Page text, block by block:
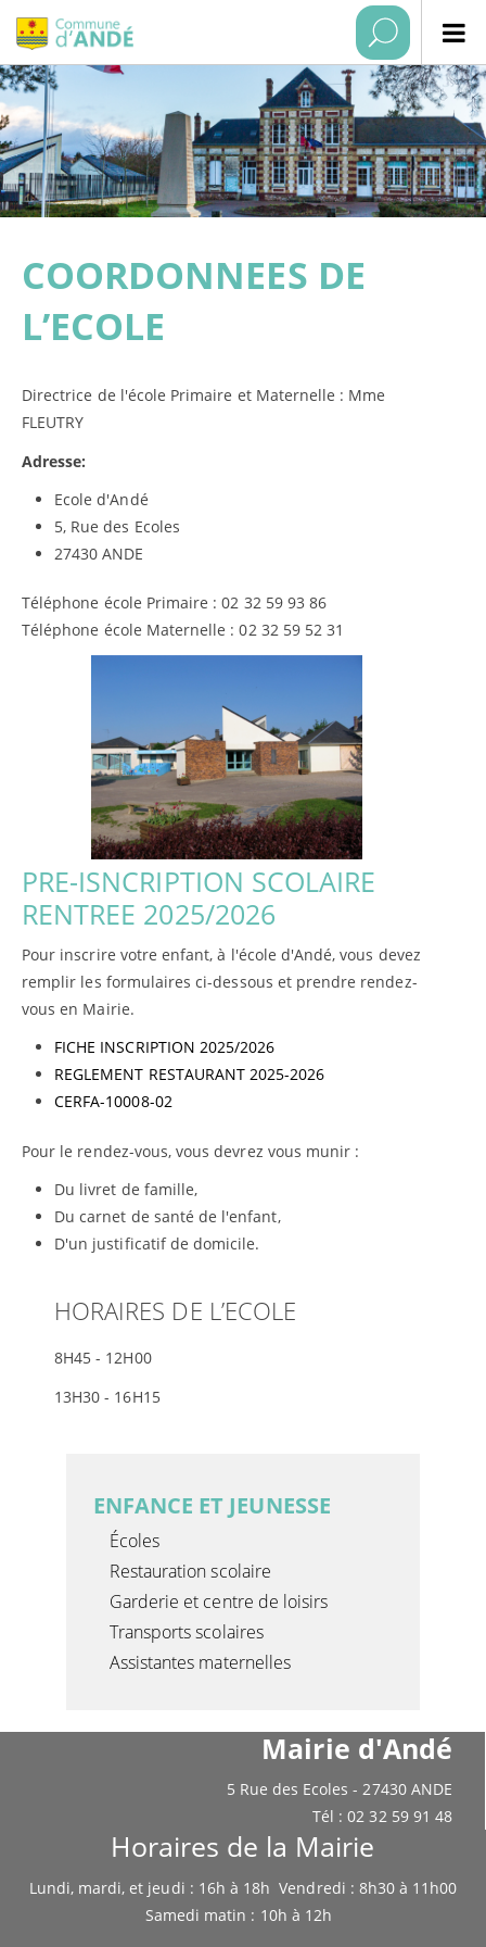
COORDONNEES DE
L’ECOLE
Directrice de l'école Primaire et Maternelle : Mme
FLEUTRY
Adresse:
Ecole d'Andé
5, Rue des Ecoles
27430 ANDE
Téléphone école Primaire : 02 32 59 93 86
Téléphone école Maternelle : 02 32 59 52 31
PRE-ISNCRIPTION SCOLAIRE
RENTREE 2025/2026
Pour inscrire votre enfant, à l'école d'Andé, vous devez
remplir les formulaires ci-dessous et prendre rendez-
vous en Mairie.
FICHE INSCRIPTION 2025/2026
REGLEMENT RESTAURANT 2025-2026
CERFA-10008-02
Pour le rendez-vous, vous devrez vous munir :
Du livret de famille,
Du carnet de santé de l'enfant,
D'un justificatif de domicile.
HORAIRES DE L’ECOLE
8H45 - 12H00
13H30 - 16H15
ENFANCE ET JEUNESSE
Écoles
Restauration scolaire
Garderie et centre de loisirs
Transports scolaires
Assistantes maternelles
Mairie d'Andé
5 Rue des Ecoles - 27430 ANDE
Tél : 02 32 59 91 48
Horaires de la Mairie
Lundi, mardi, et jeudi : 16h à 18h Vendredi : 8h30 à 11h00
Samedi matin : 10h à 12h